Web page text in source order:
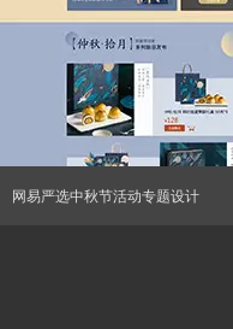
网易严选中秋节活动专题设计